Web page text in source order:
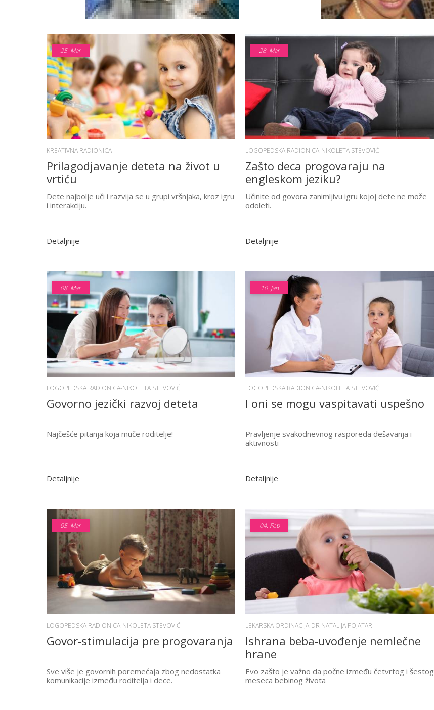
25. Mar
KREATIVNA RADIONICA
Prilagodjavanje deteta na život u
vrtiću
Dete najbolje uči i razvija se u grupi vršnjaka, kroz igru
i interakciju.
Detaljnije
28. Mar
LOGOPEDSKA RADIONICA-NIKOLETA STEVOVIĆ
Zašto deca progovaraju na
engleskom jeziku?
Učinite od govora zanimljivu igru kojoj dete ne može
odoleti.
Detaljnije
08. Mar
LOGOPEDSKA RADIONICA-NIKOLETA STEVOVIĆ
Govorno jezički razvoj deteta
Najčešće pitanja koja muče roditelje!
Detaljnije
10. Jan
LOGOPEDSKA RADIONICA-NIKOLETA STEVOVIĆ
I oni se mogu vaspitavati uspešno
Pravljenje svakodnevnog rasporeda dešavanja i
aktivnosti
Detaljnije
05. Mar
LOGOPEDSKA RADIONICA-NIKOLETA STEVOVIĆ
Govor-stimulacija pre progovaranja
Sve više je govornih poremećaja zbog nedostatka
komunikacije između roditelja i dece.
04. Feb
LEKARSKA ORDINACIJA-DR NATALIJA POJATAR
Ishrana beba-uvođenje nemlečne
hrane
Evo zašto je važno da počne između četvrtog i šestog
meseca bebinog života